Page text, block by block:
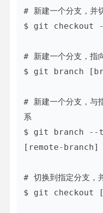
# 新建一个分支，并
$ git checkout
# 新建一个分支，指
$ git branch
# 新建一个分支，与
系
$ git branch --
[remote-branch]
# 切换到指定分支，
$ git checkout